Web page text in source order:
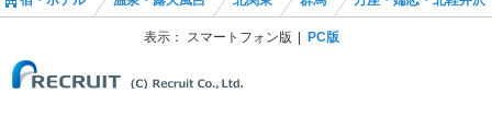
表示： スマートフォン版 PC版